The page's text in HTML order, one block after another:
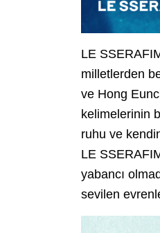
LE
milletlerden
ve Hong
kelimelerinin
ruhu ve
LE
yabancı
sevilen